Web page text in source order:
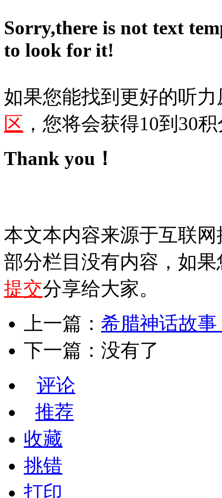
Sorry,there is not text
to look for it!
如果您能找到更好的听
区 ，您将会获得10到30
Thank you！
本文本内容来源于互联
部分栏目没有内容，如
提交分享给大家。
上一篇： 希腊神话故事
下一篇：没有了
评论
推荐
收藏
挑错
打印